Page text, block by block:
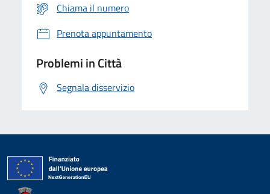
Chiama il numero
Prenota appuntamento
Problemi in Città
Segnala disservizio